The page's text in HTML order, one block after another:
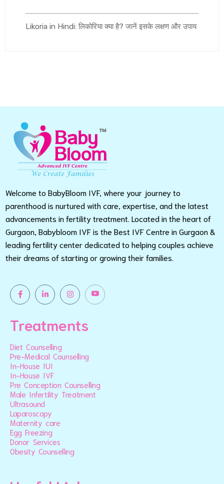
Likoria in Hindi: लिकोरिया क्या है? जानें इसके लक्षण और उपाय
Welcome to BabyBloom IVF, where your journey to
parenthood is nurtured with care, expertise, and the latest
advancements in fertility treatment. Located in the heart of
Gurgaon, Babybloom IVF is the Best IVF Centre in Gurgaon &
leading fertility center dedicated to helping couples achieve
their dreams of starting or growing their families.
Treatments
Diet Counselling
Pre-Medical Counselling
In-House IUI
In-House IVF
Pre Conception Counselling
Male Infertility Treatment
Ultrasound
Laparoscopy
Maternity care
Egg Freezing
Donor Services
Obesity Counselling